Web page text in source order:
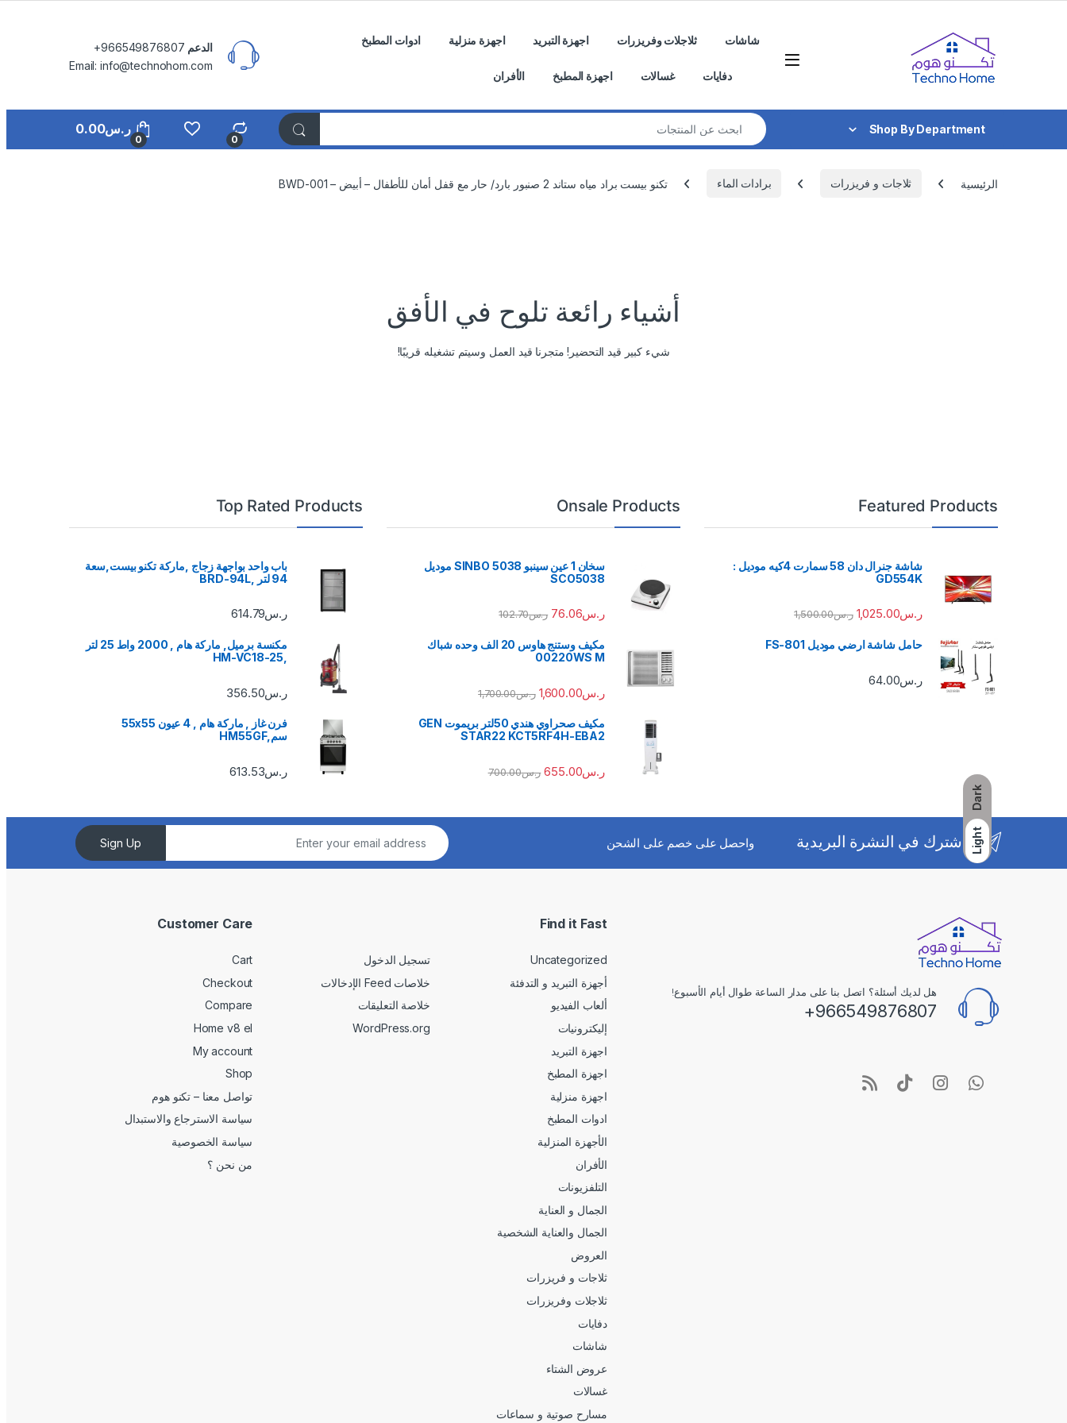
Dark
Light
شاشات ثلاجلات وفريزرات اجهزة التبريد اجهزة منزلية ادوات المطبخ
دفايات غسالات اجهزة المطبخ الأفران
الدعم
Email: info@technohom.com
Shop By Department
Search for:
0
0
ر.س0.00
الرئيسية ثلاجات و فريزرات برادات الماء تكنو بيست براد مياه ستاند 2 صنبور بارد/ حار مع قفل أمان للأطفال – أبيض – BWD-001
أشياء رائعة تلوح في الأفق
شيء كبير قيد التحضير! متجرنا قيد العمل وسيتم تشغيله قريبًا!
Featured Products
شاشة جنرال دان 58 سمارت 4كيه موديل :
GD554K
ر.س1,025.00 ر.س1,500.00
حامل شاشة ارضي موديل FS-801
ر.س64.00
Onsale Products
سخان 1 عين سينبو 5038 SINBO موديل
SCO5038
ر.س76.06 ر.س102.70
مكيف وستنج هاوس 20 الف وحده شباك
00220WS M
ر.س1,600.00 ر.س1,700.00
مكيف صحراوي هندي 50لتر بريموت GEN
STAR22 KCT5RF4H-EBA2
ر.س655.00 ر.س700.00
Top Rated Products
باب واحد بواجهة زجاج ,ماركة تكنو بيست,سعة
94 لتر ,BRD-94L
ر.س614.79
مكنسة برميل, ماركة هام , 2000 واط 25 لتر
ر.س356.50
فرن غاز , ماركة هام , 4 عيون 55x55
سم,HM55GF
ر.س613.53
اشترك في النشرة البريدية واحصل على خصم على الشحن Sign Up
هل لديك أسئلة؟ اتصل بنا على مدار الساعة طوال أيام الأسبوع!
Find it Fast
Uncategorized
أجهزة التبريد و التدفئة
ألعاب الفيديو
إليكترونيات
اجهزة التبريد
اجهزة المطبخ
اجهزة منزلية
ادوات المطبخ
الأجهزة المنزلية
الأفران
التلفزيونات
الجمال و العناية
الجمال والعناية الشخصية
العروض
ثلاجات و فريزرات
ثلاجلات وفريزرات
دفايات
شاشات
عروض الشتاء
غسالات
مسارح صوتية و سماعات
تسجيل الدخول
خلاصات Feed الإدخالات
خلاصة التعليقات
WordPress.org
Customer Care
Cart
Checkout
Compare
Home v8 el
My account
Shop
تواصل معنا – تكنو هوم
سياسة الاسترجاع والاستبدال
سياسة الخصوصية
من نحن ؟